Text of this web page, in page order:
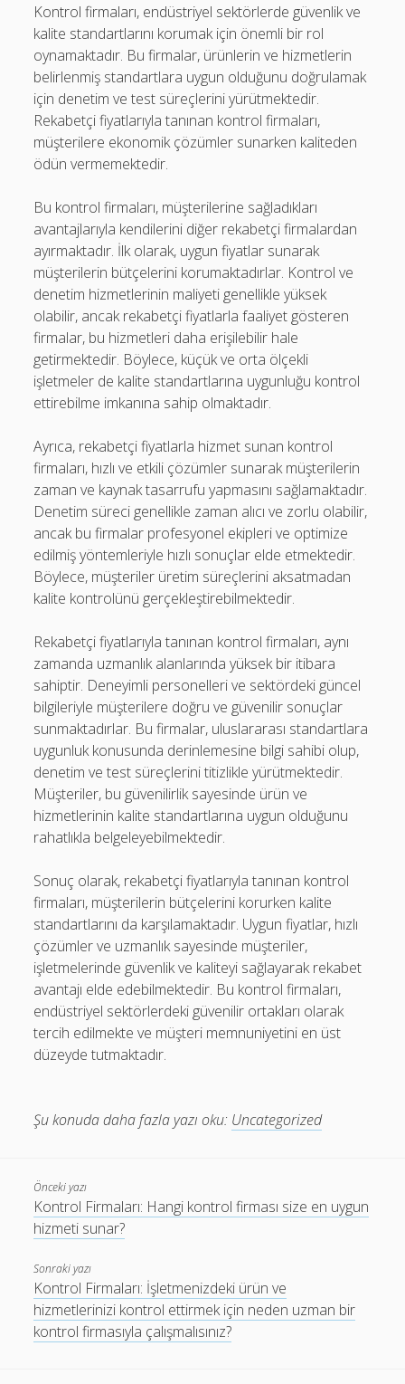
Kontrol firmaları, endüstriyel sektörlerde güvenlik ve
kalite standartlarını korumak için önemli bir rol
oynamaktadır. Bu firmalar, ürünlerin ve hizmetlerin
belirlenmiş standartlara uygun olduğunu doğrulamak
için denetim ve test süreçlerini yürütmektedir.
Rekabetçi fiyatlarıyla tanınan kontrol firmaları,
müşterilere ekonomik çözümler sunarken kaliteden
ödün vermemektedir.
Bu kontrol firmaları, müşterilerine sağladıkları
avantajlarıyla kendilerini diğer rekabetçi firmalardan
ayırmaktadır. İlk olarak, uygun fiyatlar sunarak
müşterilerin bütçelerini korumaktadırlar. Kontrol ve
denetim hizmetlerinin maliyeti genellikle yüksek
olabilir, ancak rekabetçi fiyatlarla faaliyet gösteren
firmalar, bu hizmetleri daha erişilebilir hale
getirmektedir. Böylece, küçük ve orta ölçekli
işletmeler de kalite standartlarına uygunluğu kontrol
ettirebilme imkanına sahip olmaktadır.
Ayrıca, rekabetçi fiyatlarla hizmet sunan kontrol
firmaları, hızlı ve etkili çözümler sunarak müşterilerin
zaman ve kaynak tasarrufu yapmasını sağlamaktadır.
Denetim süreci genellikle zaman alıcı ve zorlu olabilir,
ancak bu firmalar profesyonel ekipleri ve optimize
edilmiş yöntemleriyle hızlı sonuçlar elde etmektedir.
Böylece, müşteriler üretim süreçlerini aksatmadan
kalite kontrolünü gerçekleştirebilmektedir.
Rekabetçi fiyatlarıyla tanınan kontrol firmaları, aynı
zamanda uzmanlık alanlarında yüksek bir itibara
sahiptir. Deneyimli personelleri ve sektördeki güncel
bilgileriyle müşterilere doğru ve güvenilir sonuçlar
sunmaktadırlar. Bu firmalar, uluslararası standartlara
uygunluk konusunda derinlemesine bilgi sahibi olup,
denetim ve test süreçlerini titizlikle yürütmektedir.
Müşteriler, bu güvenilirlik sayesinde ürün ve
hizmetlerinin kalite standartlarına uygun olduğunu
rahatlıkla belgeleyebilmektedir.
Sonuç olarak, rekabetçi fiyatlarıyla tanınan kontrol
firmaları, müşterilerin bütçelerini korurken kalite
standartlarını da karşılamaktadır. Uygun fiyatlar, hızlı
çözümler ve uzmanlık sayesinde müşteriler,
işletmelerinde güvenlik ve kaliteyi sağlayarak rekabet
avantajı elde edebilmektedir. Bu kontrol firmaları,
endüstriyel sektörlerdeki güvenilir ortakları olarak
tercih edilmekte ve müşteri memnuniyetini en üst
düzeyde tutmaktadır.
Şu konuda daha fazla yazı oku: Uncategorized
Önceki yazı
Kontrol Firmaları: Hangi kontrol firması size en uygun
hizmeti sunar?
Sonraki yazı
Kontrol Firmaları: İşletmenizdeki ürün ve
hizmetlerinizi kontrol ettirmek için neden uzman bir
kontrol firmasıyla çalışmalısınız?